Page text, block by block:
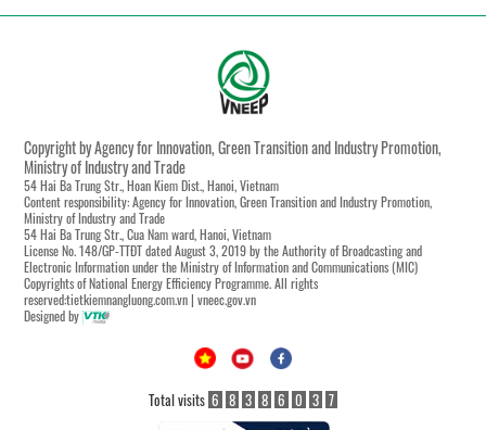
Copyright by Agency for Innovation, Green Transition and Industry Promotion,
Ministry of Industry and Trade
54 Hai Ba Trung Str., Hoan Kiem Dist., Hanoi, Vietnam
Content responsibility: Agency for Innovation, Green Transition and Industry Promotion,
Ministry of Industry and Trade
54 Hai Ba Trung Str., Cua Nam ward, Hanoi, Vietnam
License No. 148/GP-TTĐT dated August 3, 2019 by the Authority of Broadcasting and
Electronic Information under the Ministry of Information and Communications (MIC)
Copyrights of National Energy Efficiency Programme. All rights
reserved:tietkiemnangluong.com.vn | vneec.gov.vn
Designed by
Total visits 6 8 3 8 6 0 3 7